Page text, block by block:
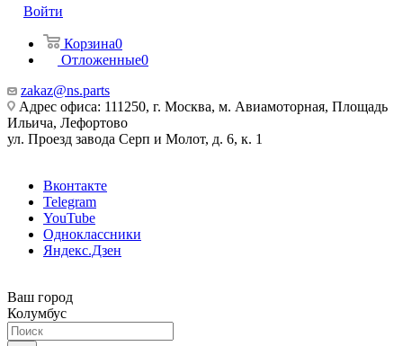
Войти
Корзина0
Отложенные0
zakaz@ns.parts
Адрес офиса: 111250, г. Москва, м. Авиамоторная, Площадь
Ильича, Лефортово
ул. Проезд завода Серп и Молот, д. 6, к. 1
Вконтакте
Telegram
YouTube
Одноклассники
Яндекс.Дзен
Ваш город
Колумбус